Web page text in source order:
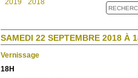
2019
2018
SAMEDI 22 SEPTEMBRE 2018 À
Vernissage
18H